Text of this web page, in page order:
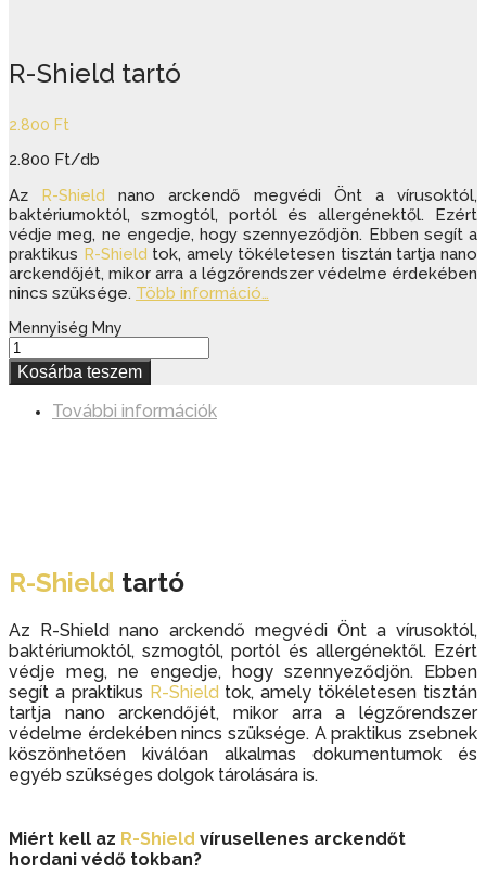
R-Shield tartó
2.800 Ft
2.800 Ft/db
Az R-Shield nano arckendő megvédi Önt a vírusoktól,
baktériumoktól, szmogtól, portól és allergénektől. Ezért
védje meg, ne engedje, hogy szennyeződjön. Ebben segít a
praktikus R-Shield tok, amely tökéletesen tisztán tartja nano
arckendőjét, mikor arra a légzőrendszer védelme érdekében
nincs szüksége. Több információ…
Mennyiség Mny
Kosárba teszem
További információk
R-Shield tartó
Az R-Shield nano arckendő megvédi Önt a vírusoktól,
baktériumoktól, szmogtól, portól és allergénektől. Ezért
védje meg, ne engedje, hogy szennyeződjön. Ebben
segít a praktikus R-Shield tok, amely tökéletesen tisztán
tartja nano arckendőjét, mikor arra a légzőrendszer
védelme érdekében nincs szüksége. A praktikus zsebnek
köszönhetően kiválóan alkalmas dokumentumok és
egyéb szükséges dolgok tárolására is.
Miért kell az R-Shield vírusellenes arckendőt
hordani védő tokban?